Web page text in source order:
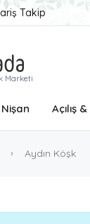
Takip
Marketi
Açılış
Aydın Köşk